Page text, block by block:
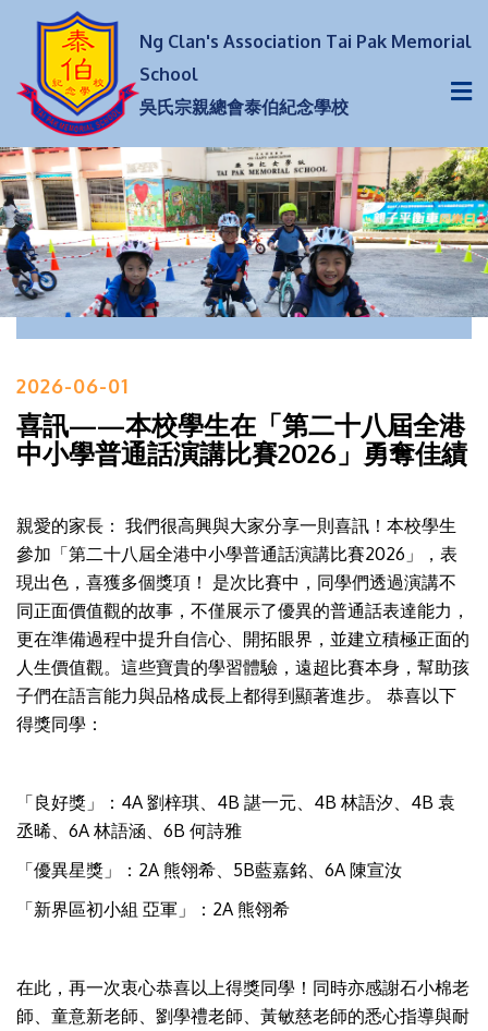
Ng Clan's Association Tai Pak Memorial
School
吳氏宗親總會泰伯紀念學校
2026-06-01
喜訊——本校學生在「第二十八屆全港
中小學普通話演講比賽2026」勇奪佳績
親愛的家長： 我們很高興與大家分享一則喜訊！本校學生
參加「第二十八屆全港中小學普通話演講比賽2026」，表
現出色，喜獲多個獎項！ 是次比賽中，同學們透過演講不
同正面價值觀的故事，不僅展示了優異的普通話表達能力，
更在準備過程中提升自信心、開拓眼界，並建立積極正面的
人生價值觀。這些寶貴的學習體驗，遠超比賽本身，幫助孩
子們在語言能力與品格成長上都得到顯著進步。 恭喜以下
得獎同學：
「良好獎」：4A 劉梓琪、4B 諶一元、4B 林語汐、4B 袁
丞晞、6A 林語涵、6B 何詩雅
「優異星獎」：2A 熊翎希、5B藍嘉銘、6A 陳宣汝
「新界區初小組 亞軍」：2A 熊翎希
在此，再一次衷心恭喜以上得獎同學！同時亦感謝石小棉老
師、童意新老師、劉學禮老師、黃敏慈老師的悉心指導與耐